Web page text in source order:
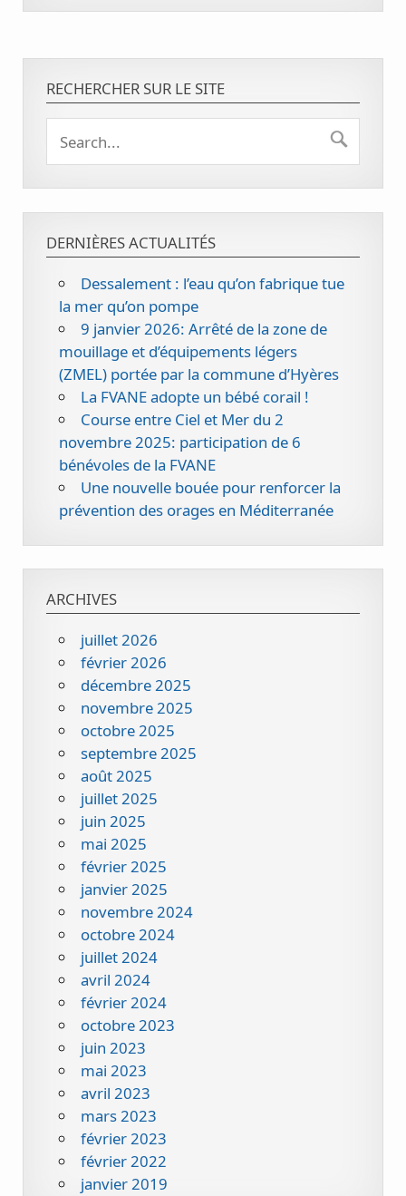
RECHERCHER SUR LE SITE
DERNIÈRES ACTUALITÉS
Dessalement : l’eau qu’on fabrique tue
la mer qu’on pompe
9 janvier 2026: Arrêté de la zone de
mouillage et d’équipements légers
(ZMEL) portée par la commune d’Hyères
La FVANE adopte un bébé corail !
Course entre Ciel et Mer du 2
novembre 2025: participation de 6
bénévoles de la FVANE
Une nouvelle bouée pour renforcer la
prévention des orages en Méditerranée
ARCHIVES
juillet 2026
février 2026
décembre 2025
novembre 2025
octobre 2025
septembre 2025
août 2025
juillet 2025
juin 2025
mai 2025
février 2025
janvier 2025
novembre 2024
octobre 2024
juillet 2024
avril 2024
février 2024
octobre 2023
juin 2023
mai 2023
avril 2023
mars 2023
février 2023
février 2022
janvier 2019